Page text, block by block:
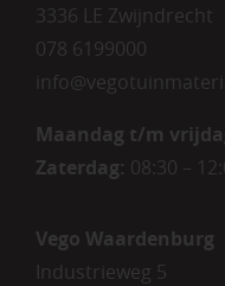
3336 LE Zwijndrecht
078 6199000
Maandag t/m
Zaterdag: 08:30 –
Vego Waardenburg
Industrieweg 5